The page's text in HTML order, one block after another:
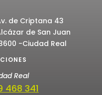
de Criptana 43
de San Juan
-Ciudad Real
Real
468 341